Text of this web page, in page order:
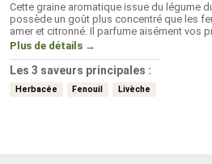
Cette graine aromatique issue du légume
possède un goût plus concentré que les
amer et citronné. Il parfume aisément vos
tomate.
Plus de détails →
Les 3 saveurs principales :
Herbacée Fenouil Livèche